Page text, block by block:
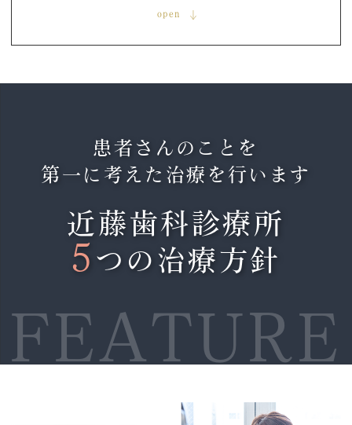
ご確認お願い致します！
ゴールデンウィーク前は大変混み合うことが多
早めのご連絡いただけると、スムーズにご案内
可能です。
2026.04.02
4/11(土)は13:30まで、4/18(土)、4/22(水)、
4/25(土)は16:30までの診療となりますのでよ
2026.01.30
1月、2月の土曜日診療の時間変更のお知らせ
不規則にはなりますが、ご理解の程よろしくお
願いします。
患者さんのことを
第一に考えた治療を行います
近藤歯科診療所
5 つの治療方針
FEATURE